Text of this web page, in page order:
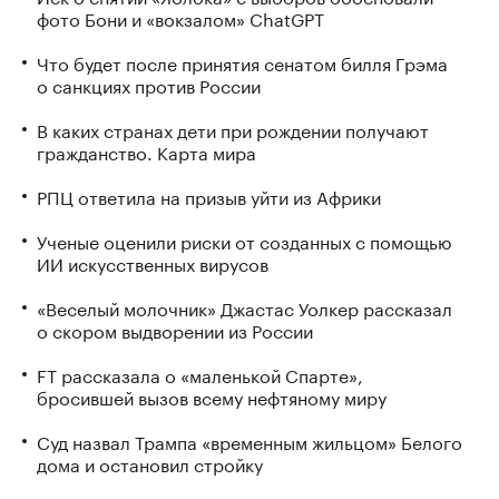
фото Бони и «вокзалом» ChatGPT
Что будет после принятия сенатом билля Грэма
о санкциях против России
В каких странах дети при рождении получают
гражданство. Карта мира
РПЦ ответила на призыв уйти из Африки
Ученые оценили риски от созданных с помощью
ИИ искусственных вирусов
«Веселый молочник» Джастас Уолкер рассказал
о скором выдворении из России
FT рассказала о «маленькой Спарте»,
бросившей вызов всему нефтяному миру
Суд назвал Трампа «временным жильцом» Белого
дома и остановил стройку